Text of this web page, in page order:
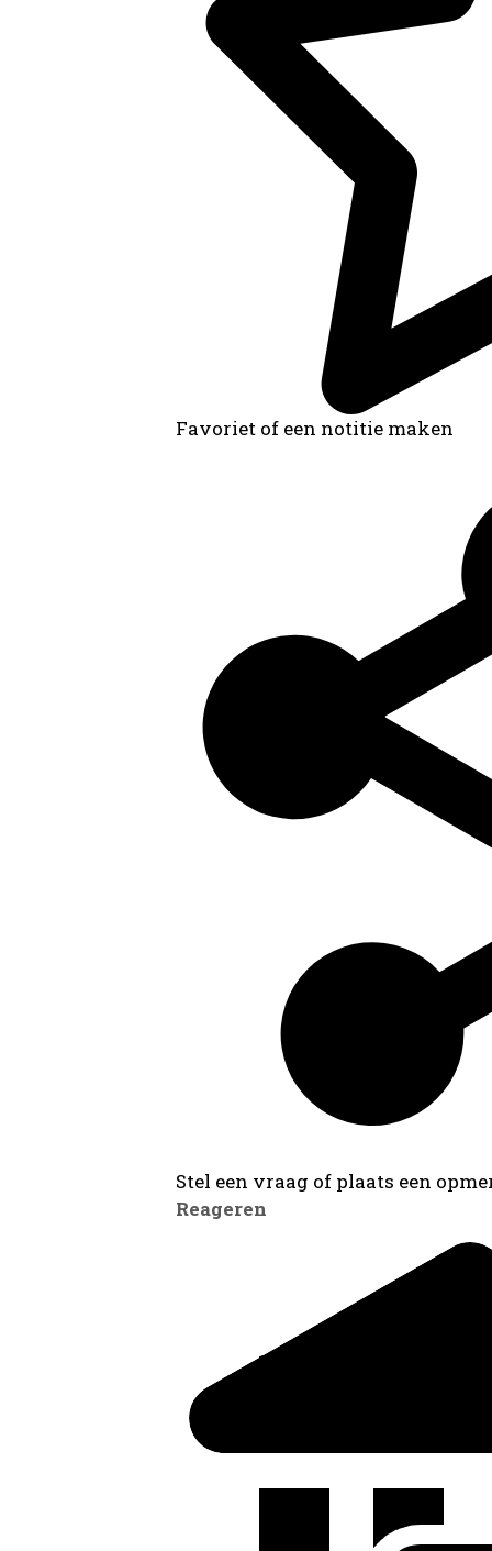
Favoriet of een notitie maken
Stel een vraag of plaats een
Reageren